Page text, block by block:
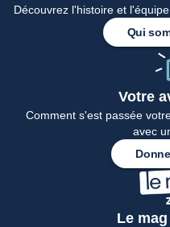
Accueil
Découvrez l'histoire et
Qui
Votre
Comment s'est passée
avec
Le